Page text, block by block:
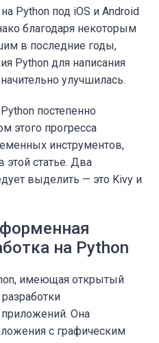
Python под iOS и Android
благодаря некоторым
в последние годы,
Python для написания
улучшилась.
постепенно
этого прогресса
инструментов,
статье. Два
выделить — это Kivy и
на Python
имеющая открытый
Она
с графическим